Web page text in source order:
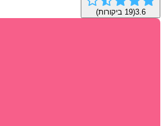
3.6
(
19 ביקורות)